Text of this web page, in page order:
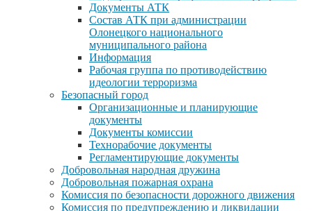
Документы АТК
Состав АТК при администрации
Олонецкого национального
муниципального района
Информация
Рабочая группа по противодействию
идеологии терроризма
Безопасный город
Организационные и планирующие
документы
Документы комиссии
Технорабочие документы
Регламентирующие документы
Добровольная народная дружина
Добровольная пожарная охрана
Комиссия по безопасности дорожного движения
Комиссия по предупреждению и ликвидации